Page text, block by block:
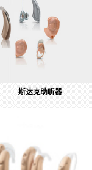
斯达克助听器